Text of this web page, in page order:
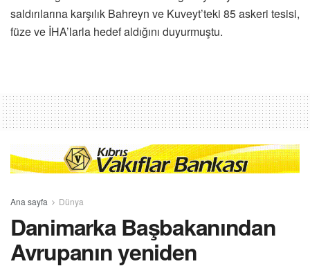
saldırılarına karşılık Bahreyn ve Kuveyt’teki 85 askeri tesisi,
füze ve İHA’larla hedef aldığını duyurmuştu.
Ana sayfa Dünya
Danimarka Başbakanından
Avrupanın yeniden